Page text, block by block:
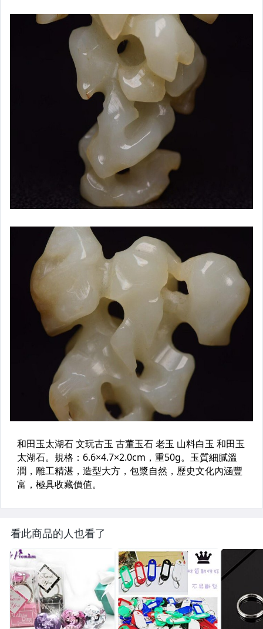
看此商品的人也看了